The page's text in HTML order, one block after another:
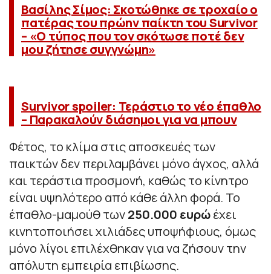
Βασίλης Σίμος: Σκοτώθηκε σε τροχαίο ο
πατέρας του πρώην παίκτη του Survivor
– «O τύπος που τον σκότωσε ποτέ δεν
μου ζήτησε συγγνώμη»
Survivor spoiler: Τεράστιο το νέο έπαθλο
– Παρακαλούν διάσημοι για να μπουν
Φέτος, το κλίμα στις αποσκευές των
παικτών δεν περιλαμβάνει μόνο άγχος, αλλά
και τεράστια προσμονή, καθώς το κίνητρο
είναι υψηλότερο από κάθε άλλη φορά. Το
έπαθλο-μαμούθ των250.000 ευρώέχει
κινητοποιήσει χιλιάδες υποψήφιους, όμως
μόνο λίγοι επιλέχθηκαν για να ζήσουν την
απόλυτη εμπειρία επιβίωσης.